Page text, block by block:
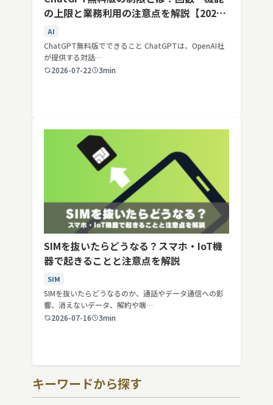
の上限と業務利用の注意点を解説【2026
年最新】
AI
ChatGPT無料版でできること ChatGPTは、OpenAI社
が提供する対話…
2026-07-22
3min
SIMを抜いたらどうなる？スマホ・IoT機
器で起きることと注意点を解説
SIM
SIMを抜いたらどうなるのか、通話やデータ通信への影
響、消えないデータ、解約や端…
2026-07-16
3min
キーワードから探す